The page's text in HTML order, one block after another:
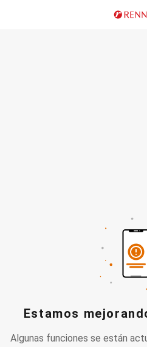
Estamos
Algunas funciones se están